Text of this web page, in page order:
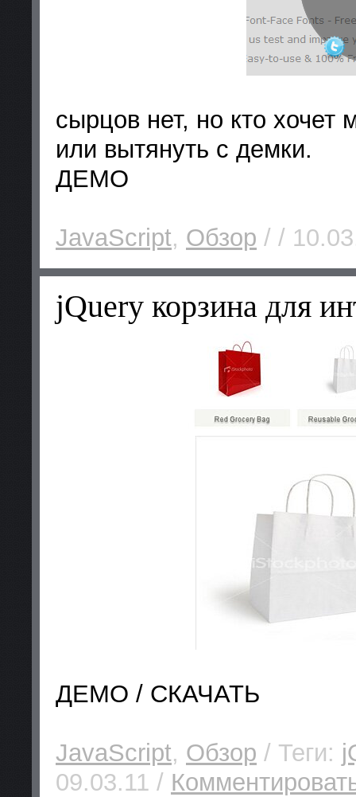
сырцов нет, но кто хочет
или вытянуть с демки.
ДЕМО
JavaScript, Обзор / /
jQuery корзина для
ДЕМО / СКАЧАТЬ
JavaScript, Обзор / Теги:
09.03.11 /